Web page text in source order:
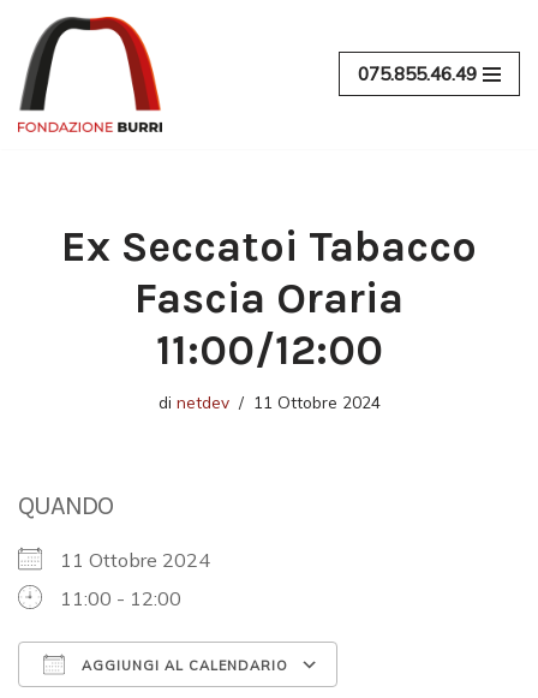
Vai
al
contenuto
075.855.46.49
Ex Seccatoi Tabacco
Fascia Oraria
11:00/12:00
di netdev 11 Ottobre 2024
QUANDO
11 Ottobre 2024
11:00 - 12:00
AGGIUNGI AL CALENDARIO